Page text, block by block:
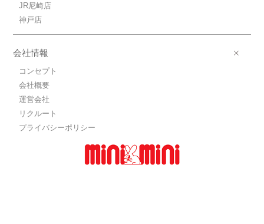
JR尼崎店
神戸店
会社情報
コンセプト
会社概要
運営会社
リクルート
プライバシーポリシー